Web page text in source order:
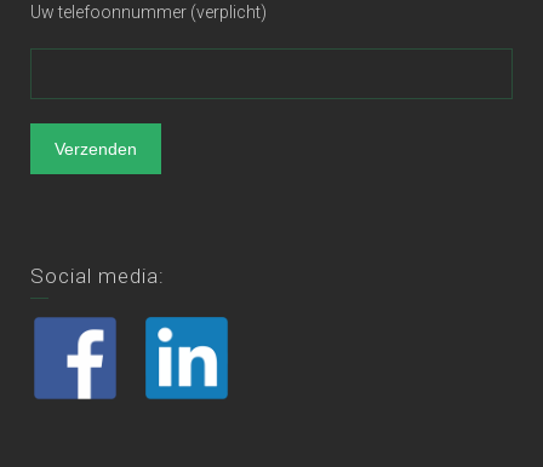
Uw telefoonnummer (verplicht)
Social media: